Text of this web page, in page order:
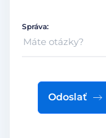
Správa:
Odoslať